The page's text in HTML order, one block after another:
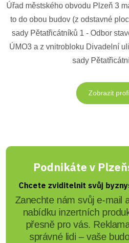
Úřad městského obvodu Plzeň 3
to do obou budov (z odstavné
sady Pětatřicátníků 1 - Odbor
ÚMO3 a z vnitrobloku Divadelní
sady
Zobrazit
Podnikáte v
Chcete zviditelnit svůj
Zanechte nám svůj e-mail
nabídku inzertních
přesně pro vás.
správné lidi – vaše